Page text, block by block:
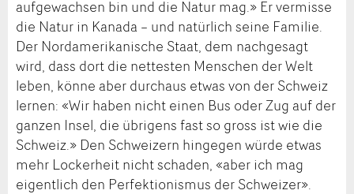
aufgewachsen bin und die Natur mag.» Er vermisse
die Natur in Kanada – und natürlich seine Familie.
Der Nordamerikanische Staat, dem nachgesagt
wird, dass dort die nettesten Menschen der Welt
leben, könne aber durchaus etwas von der Schweiz
lernen: «Wir haben nicht einen Bus oder Zug auf der
ganzen Insel, die übrigens fast so gross ist wie die
Schweiz.» Den Schweizern hingegen würde etwas
mehr Lockerheit nicht schaden, «aber ich mag
eigentlich den Perfektionismus der Schweizer».